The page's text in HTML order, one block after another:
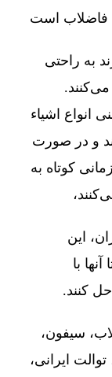
فاضلاب است
به راحتی
اشیاء
و در صورت
کوتاه به
این
با
کنند.
سیفون،
ایرانی،